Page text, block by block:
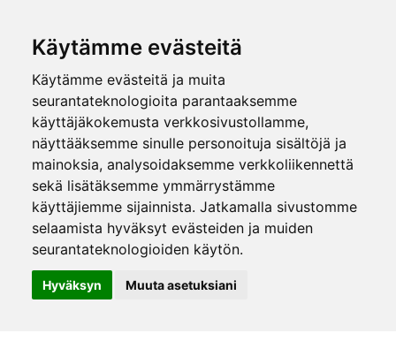
Käytämme evästeitä
Käytämme evästeitä ja muita
seurantateknologioita parantaaksemme
käyttäjäkokemusta verkkosivustollamme,
näyttääksemme sinulle personoituja sisältöjä ja
mainoksia, analysoidaksemme verkkoliikennettä
sekä lisätäksemme ymmärrystämme
käyttäjiemme sijainnista. Jatkamalla sivustomme
selaamista hyväksyt evästeiden ja muiden
seurantateknologioiden käytön.
Hyväksyn Muuta asetuksiani